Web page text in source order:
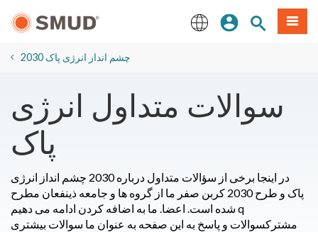
اصلی
ورودسایتمنو
2030 چشم انداز انرژی پاک
سوالات متداول انرژی
پاک
در اینجا برخی از سؤالات متداول درباره 2030 چشم انداز انرژی
پاک و طرح 2030 کربن صفر ما از گروه ها و جامعه ذینفعان مطرح
شده است. اعضا
q
مشترکسوالات و پاسخ به این صفحه به عنوان ما سوالات بیشتری